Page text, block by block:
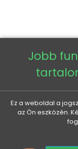
Jobb
Ez a weboldal a
az Ön eszközén.